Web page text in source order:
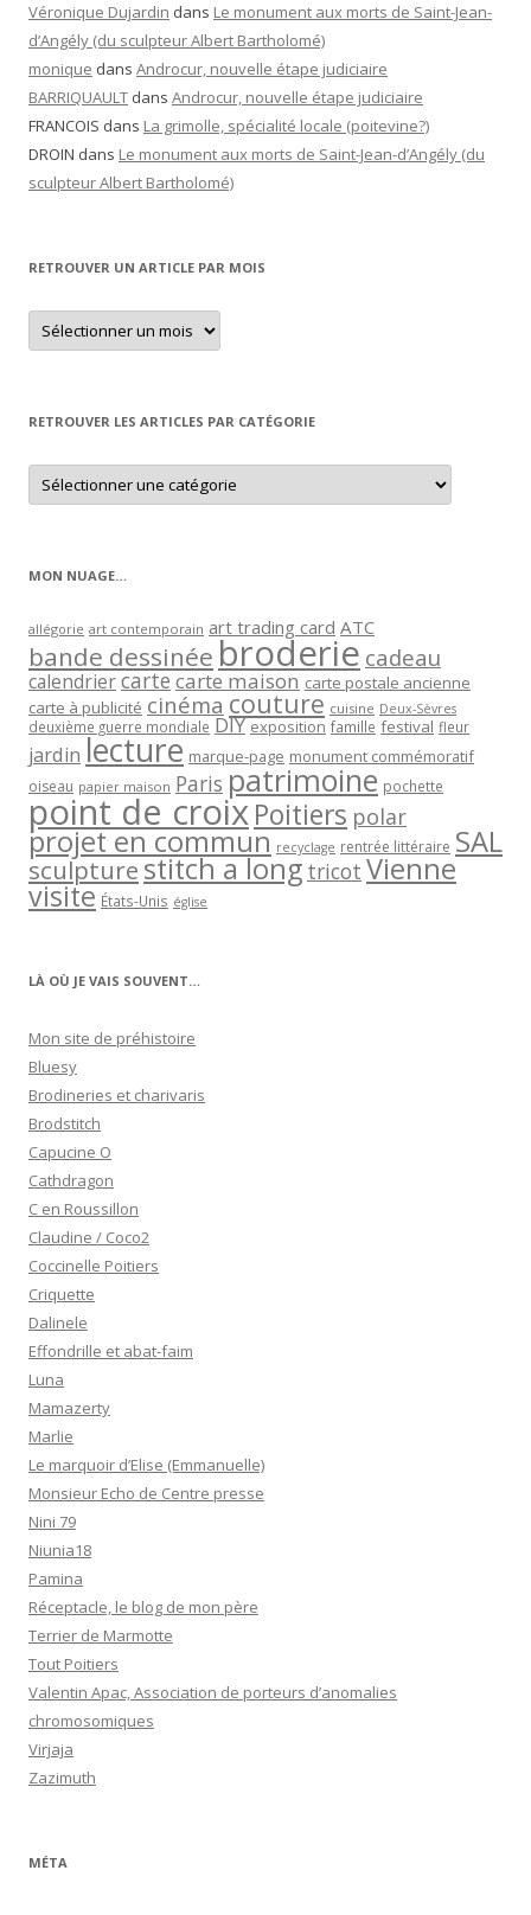
Véronique Dujardin dans Le monument aux morts de Saint-Jean-
d’Angély (du sculpteur Albert Bartholomé)
monique dans Androcur, nouvelle étape judiciaire
BARRIQUAULT dans Androcur, nouvelle étape judiciaire
FRANCOIS dans La grimolle, spécialité locale (poitevine?)
DROIN dans Le monument aux morts de Saint-Jean-d’Angély (du
sculpteur Albert Bartholomé)
RETROUVER UN ARTICLE PAR MOIS
Retrouver
un
article
RETROUVER LES ARTICLES PAR CATÉGORIE
Retrouver
les
articles
MON NUAGE…
allégorie art contemporain art trading card ATC
bande dessinée broderie cadeau
calendriercartecarte maison carte postale ancienne
carte à publicité cinéma couture cuisine Deux-Sèvres
deuxième guerre mondiale DIY exposition famille festival fleur
jardin lecture marque-page monument commémoratif
oiseau papier maison Paris patrimoine pochette
point de croixPoitiers polar
projet en commun recyclage rentrée littéraire SAL
sculpturestitch a long tricot Vienne
visite États-Unis église
LÀ OÙ JE VAIS SOUVENT…
Mon site de préhistoire
Bluesy
Brodineries et charivaris
Brodstitch
Capucine O
Cathdragon
C en Roussillon
Claudine / Coco2
Coccinelle Poitiers
Criquette
Dalinele
Effondrille et abat-faim
Luna
Mamazerty
Marlie
Le marquoir d’Elise (Emmanuelle)
Monsieur Echo de Centre presse
Nini 79
Niunia18
Pamina
Réceptacle, le blog de mon père
Terrier de Marmotte
Tout Poitiers
Valentin Apac, Association de porteurs d’anomalies
chromosomiques
Virjaja
Zazimuth
MÉTA